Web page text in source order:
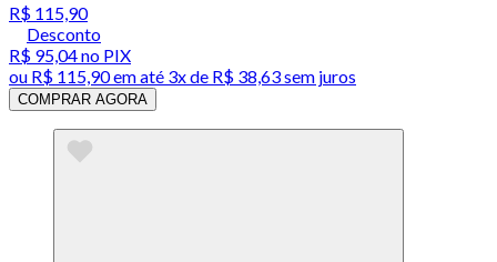
R$ 115,90
Desconto
R$ 95,04no PIX
ou R$ 115,90em até 3x de R$ 38,63 sem juros
COMPRAR AGORA